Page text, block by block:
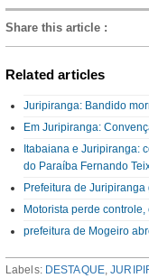
Share this article :
Related articles
Juripiranga: Bandido
Em Juripiranga:
Itabaiana e Juripiranga:
do Paraíba Fernando
Prefeitura de
Motorista perde
prefeitura de Mogeiro
Labels: DESTAQUE,